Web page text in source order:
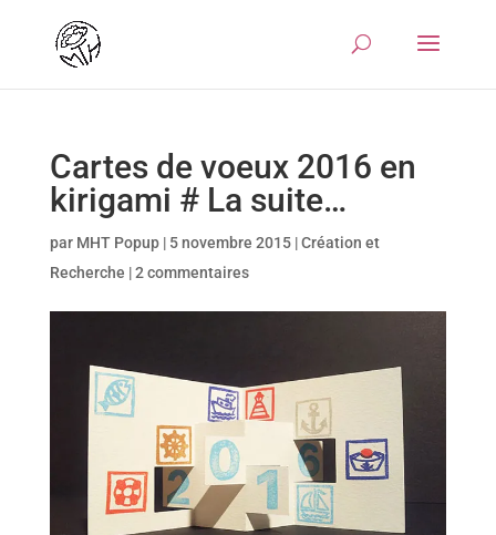
Cartes de voeux 2016 en
kirigami # La suite…
par MHT Popup| 5 novembre 2015|Création et
Recherche |2 commentaires